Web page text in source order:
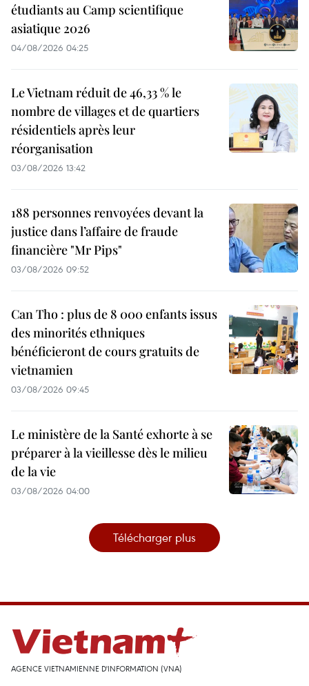
étudiants au Camp scientifique
asiatique 2026
04/08/2026 04:25
Le Vietnam réduit de 46,33 % le
nombre de villages et de quartiers
résidentiels après leur
réorganisation
03/08/2026 13:42
188 personnes renvoyées devant la
justice dans l’affaire de fraude
financière "Mr Pips"
03/08/2026 09:52
Can Tho : plus de 8 000 enfants issus
des minorités ethniques
bénéficieront de cours gratuits de
vietnamien
03/08/2026 09:45
Le ministère de la Santé exhorte à se
préparer à la vieillesse dès le milieu
de la vie
03/08/2026 04:00
Télécharger plus
AGENCE VIETNAMIENNE D'INFORMATION (VNA)